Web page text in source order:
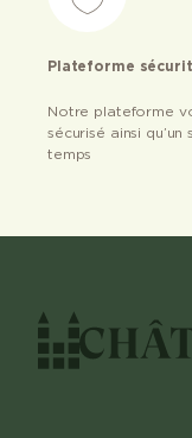
Plateforme
Notre plateforme
sécurisé ainsi
temps